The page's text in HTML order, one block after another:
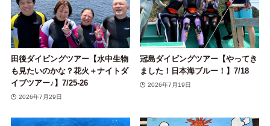
田後ダイビングツアー【水中生物
も見たいのかな？花火＋ナイトダ
イブツアー♪】7/25-26
2026年7月29日
冠島ダイビングツアー【やってき
ました！日本海ブルー！】7/18
2026年7月19日